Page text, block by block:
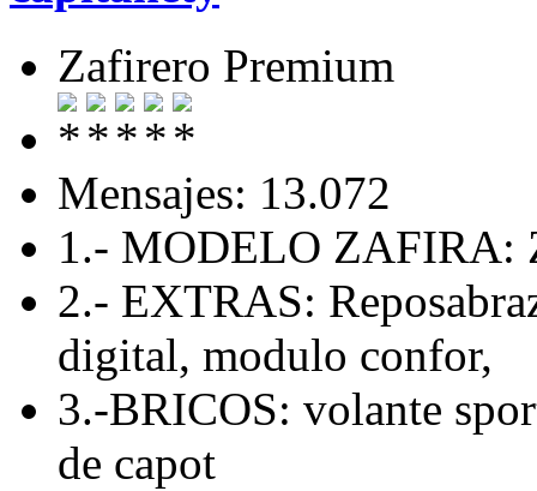
Zafirero Premium
Mensajes: 13.072
1.- MODELO ZAFIRA:
2.- EXTRAS:
digital, modulo confor,
3.-BRICOS: volante
de capot